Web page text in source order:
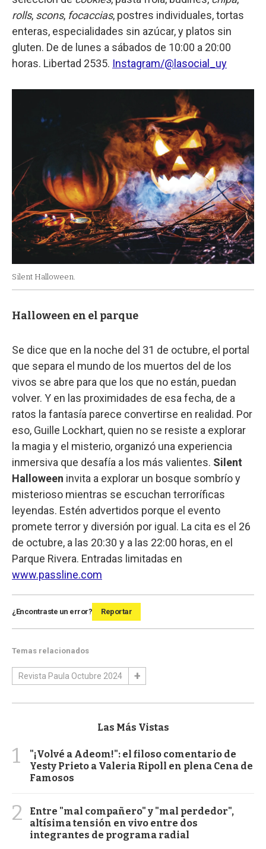
rolls, scons, focaccias, postres individuales, tortas
enteras, especialidades sin azúcar, y platos sin
gluten. De de lunes a sábados de 10:00 a 20:00
horas. Libertad 2535. Instagram/@lasocial_uy
Silent Halloween.
Halloween en el parque
Se dice que en la noche del 31 de octubre, el portal
que separa el mundo de los muertos del de los
vivos se abre para que los que no están, puedan
volver. Y en las proximidades de esa fecha, de a
ratos la fantasía parece convertirse en realidad. Por
eso, Guille Lockhart, quien no se resiste a explorar
la magia y el misterio, organizó una experiencia
inmersiva que desafía a los más valientes. Silent
Halloween invita a explorar un bosque sombrío y
misterioso mientras se escuchan terroríficas
leyendas. Estén advertidos porque el evento
promete terror y diversión por igual. La cita es el 26
de octubre, a las 20:30 y a las 22:00 horas, en el
Parque Rivera. Entradas limitadas en
www.passline.com
¿Encontraste un error? Reportar
Temas relacionados
Revista Paula Octubre 2024
Las Más Vistas
1
"¡Volvé a Adeom!": el filoso comentario de
Yesty Prieto a Valeria Ripoll en plena Cena de
Famosos
2
Entre "mal compañero" y "mal perdedor",
altísima tensión en vivo entre dos
integrantes de programa radial